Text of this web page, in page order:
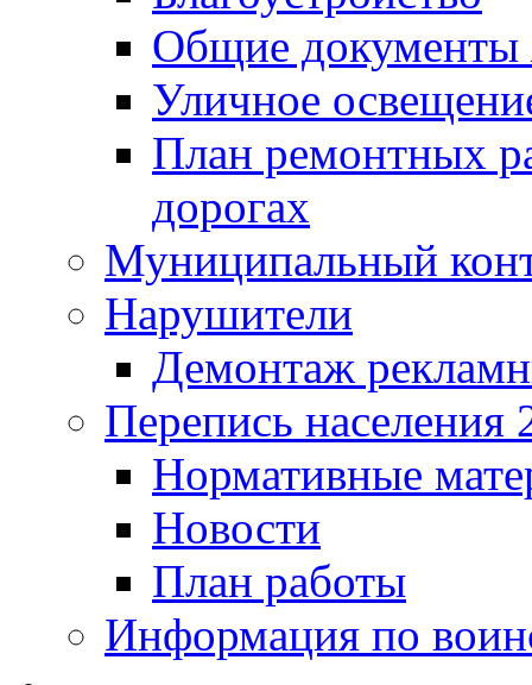
Общие
Уличное
План ремонтных
дорогах
Муниципальный
Нарушители
Демонтаж
Перепись населения
Нормативные
Новости
План работы
Информация по